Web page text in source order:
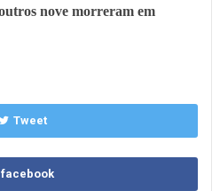
nove morreram em
Tweet
facebook